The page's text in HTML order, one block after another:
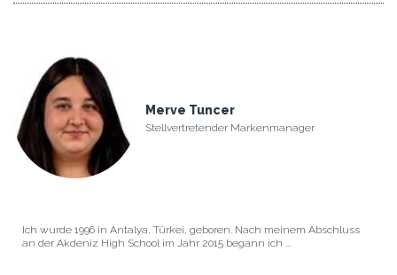
Merve Tuncer
Stellvertretender Markenmanager
Ich wurde 1996 in Antalya, Türkei, geboren. Nach meinem Abschluss
an der Akdeniz High School im Jahr 2015 begann ich ...